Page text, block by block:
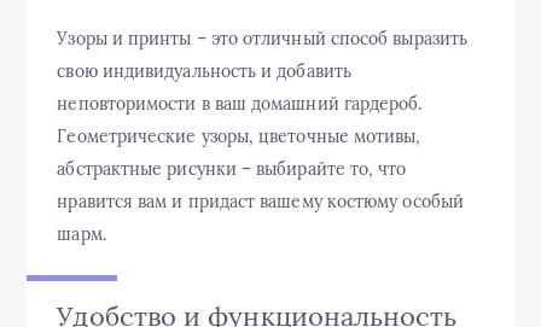
Узоры и принты – это отличный способ выразить
свою индивидуальность и добавить
неповторимости в ваш домашний гардероб.
Геометрические узоры, цветочные мотивы,
абстрактные рисунки – выбирайте то, что
нравится вам и придаст вашему костюму особый
шарм.
Удобство и функциональность